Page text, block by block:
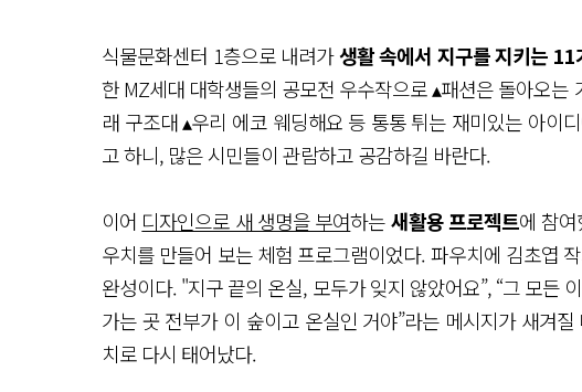
식물문화센터 1층으로 내려가생활 속에서 지구를 지키는 11
한 MZ세대 대학생들의 공모전 우수작으로 ▴패션은 돌아오는
래 구조대 ▴우리 에코 웨딩해요 등 통통 튀는 재미있는 아이
고 하니, 많은 시민들이 관람하고 공감하길 바란다.
이어 디자인으로 새 생명을 부여하는새활용 프로젝트에 참
우치를 만들어 보는 체험 프로그램이었다. 파우치에 김초엽
완성이다. "지구 끝의 온실, 모두가 잊지 않았어요”, “그 모든
가는 곳 전부가 이 숲이고 온실인 거야”라는 메시지가 새겨
치로 다시 태어났다.